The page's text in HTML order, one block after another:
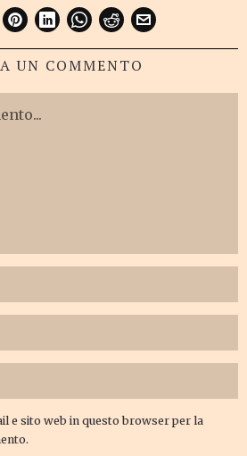
UN COMMENTO
e sito web in questo browser per la